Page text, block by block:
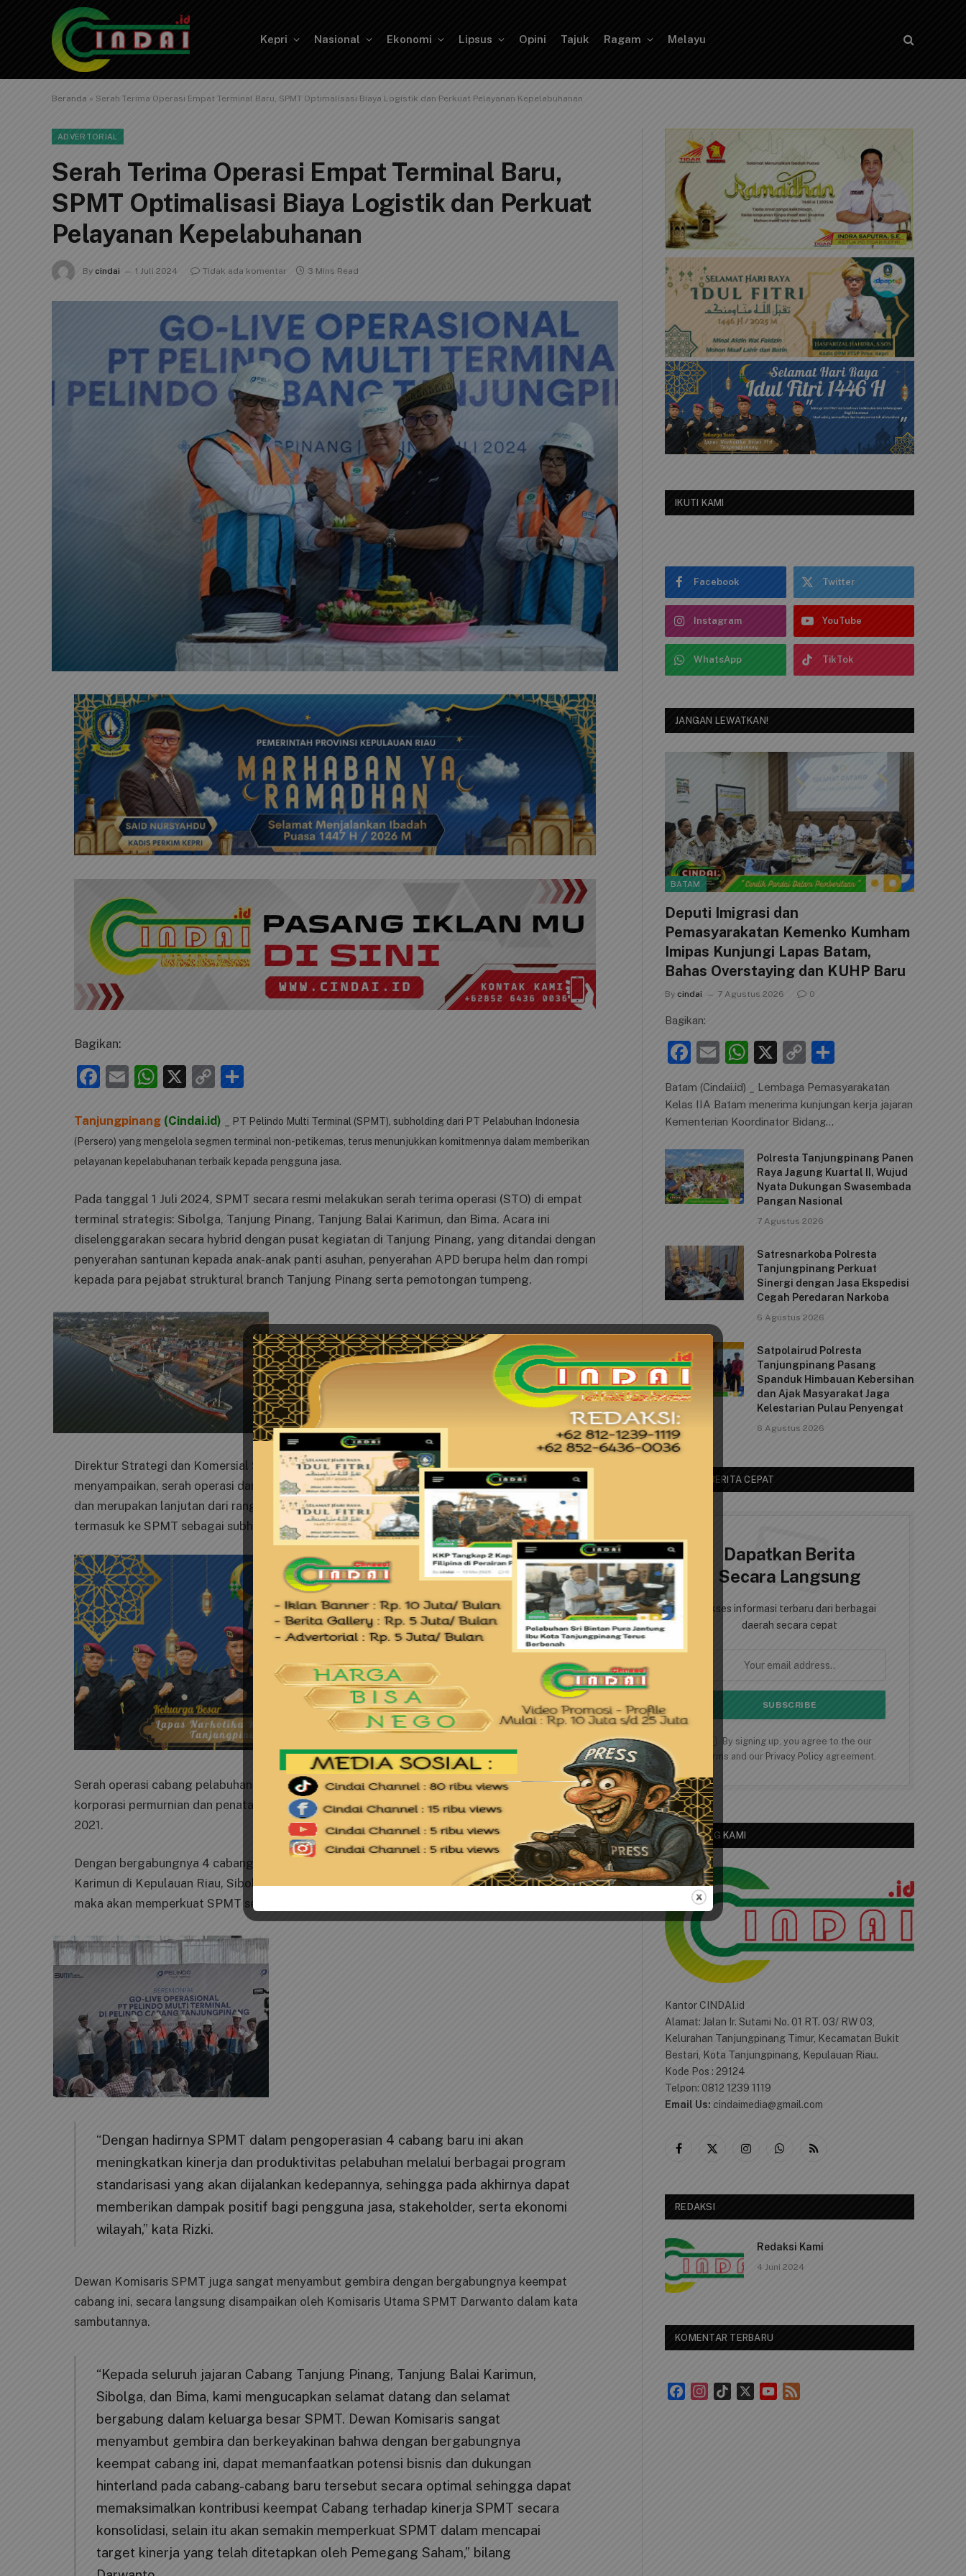
Kepri Nasional Ekonomi Lipsus Opini Tajuk Ragam Melayu
Beranda » Serah Terima Operasi Empat Terminal Baru, SPMT Optimalisasi Biaya Logistik dan Perkuat Pelayanan Kepelabuhanan
ADVERTORIAL
Serah Terima Operasi Empat Terminal Baru,
SPMT Optimalisasi Biaya Logistik dan Perkuat
Pelayanan Kepelabuhanan
By cindai 1 Juli 2024 Tidak ada komentar 3 Mins Read
Bagikan:
Facebook
EmailWhatsApp
X
Copy
Tanjungpinang (Cindai.id)
_ PT Pelindo Multi Terminal (SPMT), subholding dari PT Pelabuhan Indonesia
(Persero) yang mengelola segmen terminal non-petikemas, terus menunjukkan komitmennya dalam memberikan
pelayanan kepelabuhanan terbaik kepada pengguna jasa.
Pada tanggal 1 Juli 2024, SPMT secara resmi melakukan serah terima operasi (STO) di empat
terminal strategis: Sibolga, Tanjung Pinang, Tanjung Balai Karimun, dan Bima. Acara ini
diselenggarakan secara hybrid dengan pusat kegiatan di Tanjung Pinang, yang ditandai dengan
penyerahan santunan kepada anak-anak panti asuhan, penyerahan APD berupa helm dan rompi
kepada para pejabat struktural branch Tanjung Pinang serta pemotongan tumpeng.
Direktur Strategi dan Komersial SPMT Rizki Kurniawan, dalam kata sambutannya
menyampaikan, serah operasi dari Pelindo kepada SPMT tahun 2024 ini adalah tahapan ketiga
dan merupakan lanjutan dari rangkaian serah operasi cabang-cabang Pelindo ke subholding,
termasuk ke SPMT sebagai subholding non petikemas.
Serah operasi cabang pelabuhan dari Pelindo ke subholding merupakan rangkaian aksi
korporasi permurnian dan penataan bisnis Pelindo Group pasca merger Pelindo di Oktober
2021.
Dengan bergabungnya 4 cabang baru pada hari ini, yaitu Tanjung Pinang dan Tanjung Balai
Karimun di Kepulauan Riau, Sibolga di Sumatera Utara, dan Bima di Nusa Tenggara Barat,
maka akan memperkuat SPMT sebagai operator terminal non petikemas di Indonesia.
“Dengan hadirnya SPMT dalam pengoperasian 4 cabang baru ini akan
meningkatkan kinerja dan produktivitas pelabuhan melalui berbagai program
standarisasi yang akan dijalankan kedepannya, sehingga pada akhirnya dapat
memberikan dampak positif bagi pengguna jasa, stakeholder, serta ekonomi
wilayah,” kata Rizki.
Dewan Komisaris SPMT juga sangat menyambut gembira dengan bergabungnya keempat
cabang ini, secara langsung disampaikan oleh Komisaris Utama SPMT Darwanto dalam kata
sambutannya.
“Kepada seluruh jajaran Cabang Tanjung Pinang, Tanjung Balai Karimun,
Sibolga, dan Bima, kami mengucapkan selamat datang dan selamat
bergabung dalam keluarga besar SPMT. Dewan Komisaris sangat
menyambut gembira dan berkeyakinan bahwa dengan bergabungnya
keempat cabang ini, dapat memanfaatkan potensi bisnis dan dukungan
hinterland pada cabang-cabang baru tersebut secara optimal sehingga dapat
memaksimalkan kontribusi keempat Cabang terhadap kinerja SPMT secara
konsolidasi, selain itu akan semakin memperkuat SPMT dalam mencapai
target kinerja yang telah ditetapkan oleh Pemegang Saham,” bilang
IKUTI KAMI
Facebook Twitter
Instagram YouTube
WhatsApp TikTok
JANGAN LEWATKAN!
BATAM
Deputi Imigrasi dan
Pemasyarakatan Kemenko Kumham
Imipas Kunjungi Lapas Batam,
Bahas Overstaying dan KUHP Baru
By cindai 7 Agustus 2026 0
Bagikan:
F
c
e
b
o
o
k
E
ai
l
W
at
s
p
p
X
C
p
y
n
k
ar
Batam (Cindai.id) _ Lembaga Pemasyarakatan
Kelas IIA Batam menerima kunjungan kerja jajaran
Kementerian Koordinator Bidang…
Polresta Tanjungpinang Panen
Raya Jagung Kuartal II, Wujud
Nyata Dukungan Swasembada
Pangan Nasional
7 Agustus 2026
Satresnarkoba Polresta
Tanjungpinang Perkuat
Sinergi dengan Jasa Ekspedisi
Cegah Peredaran Narkoba
6 Agustus 2026
Satpolairud Polresta
Tanjungpinang Pasang
Spanduk Himbauan Kebersihan
dan Ajak Masyarakat Jaga
Kelestarian Pulau Penyengat
6 Agustus 2026
AKSES BERITA CEPAT
Dapatkan Berita
Secara Langsung
Akses informasi terbaru dari berbagai
daerah secara cepat
By signing up, you agree to the our
terms and our Privacy Policy agreement.
TENTANG KAMI
Kantor CINDAI.id
Alamat: Jalan Ir. Sutami No. 01 RT. 03/ RW 03,
Kelurahan Tanjungpinang Timur, Kecamatan Bukit
Bestari, Kota Tanjungpinang, Kepulauan Riau.
Kode Pos : 29124
Telpon: 0812 1239 1119
Email Us: cindaimedia@gmail.com
Facebook
X
InstagramWhatsApp
RSS
REDAKSI
Redaksi Kami
4 Juni 2024
KOMENTAR TERBARU
FacebookInstagram
TikTok
YouTube